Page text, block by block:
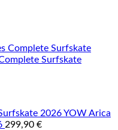
Surfskate
YOW Arica
299,90 €